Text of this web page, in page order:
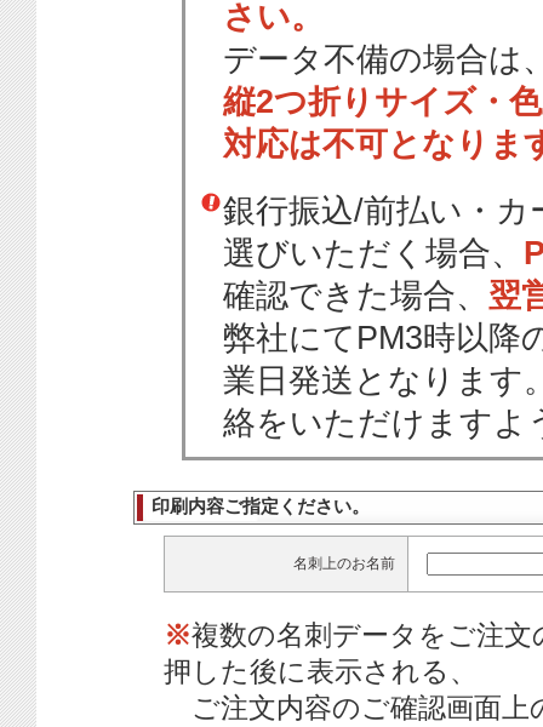
さい。
データ不備の場合は
縦2つ折りサイズ・
対応は不可となりま
銀行振込/前払い・
選びいただく場合、
確認できた場合、 翌
弊社にてPM3時以降
業日発送となります
絡をいただけますよ
印刷内容ご指定ください。
名刺上のお名前
※複数の名刺データをご注
押した後に表示される、
ご注文内容のご確認画面上